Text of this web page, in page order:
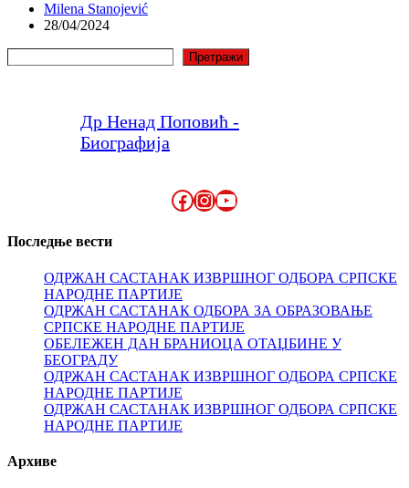
Milena Stanojević
28/04/2024
Претражи
Др Ненад Поповић -
Биографија
Facebook
Instagram
YouTube
Последње вести
ОДРЖАН САСТАНАК ИЗВРШНОГ ОДБОРА СРПСКЕ
НАРОДНЕ ПАРТИЈЕ
ОДРЖАН САСТАНАК ОДБОРА ЗА ОБРАЗОВАЊЕ
СРПСКЕ НАРОДНЕ ПАРТИЈЕ
ОБЕЛЕЖЕН ДАН БРАНИОЦА ОТАЏБИНЕ У
БЕОГРАДУ
ОДРЖАН САСТАНАК ИЗВРШНОГ ОДБОРА СРПСКЕ
НАРОДНЕ ПАРТИЈЕ
ОДРЖАН САСТАНАК ИЗВРШНОГ ОДБОРА СРПСКЕ
НАРОДНЕ ПАРТИЈЕ
Архиве